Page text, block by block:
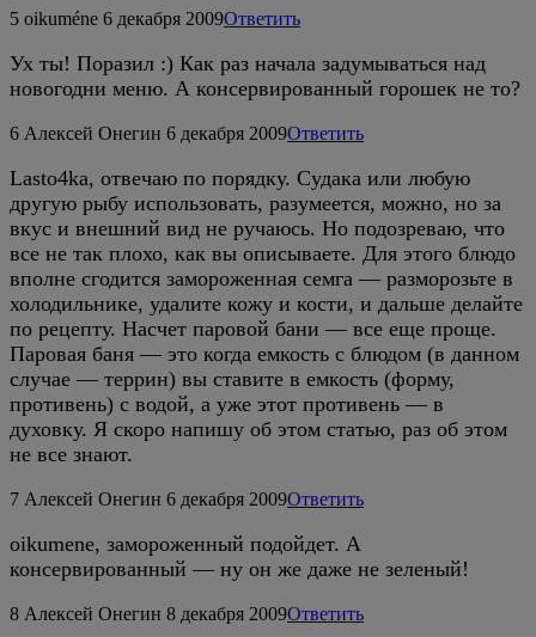
5 oikuméne 6 декабря 2009Ответить
Ух ты! Поразил :) Как раз начала задумываться над
новогодни меню. А консервированный горошек не то?
6 Алексей Онегин 6 декабря 2009Ответить
Lasto4ka, отвечаю по порядку. Судака или любую
другую рыбу использовать, разумеется, можно, но за
вкус и внешний вид не ручаюсь. Но подозреваю, что
все не так плохо, как вы описываете. Для этого блюдо
вполне сгодится замороженная семга — разморозьте в
холодильнике, удалите кожу и кости, и дальше делайте
по рецепту. Насчет паровой бани — все еще проще.
Паровая баня — это когда емкость с блюдом (в данном
случае — террин) вы ставите в емкость (форму,
противень) с водой, а уже этот противень — в
духовку. Я скоро напишу об этом статью, раз об этом
не все знают.
7 Алексей Онегин 6 декабря 2009Ответить
oikumene, замороженный подойдет. А
консервированный — ну он же даже не зеленый!
8 Алексей Онегин 8 декабря 2009Ответить